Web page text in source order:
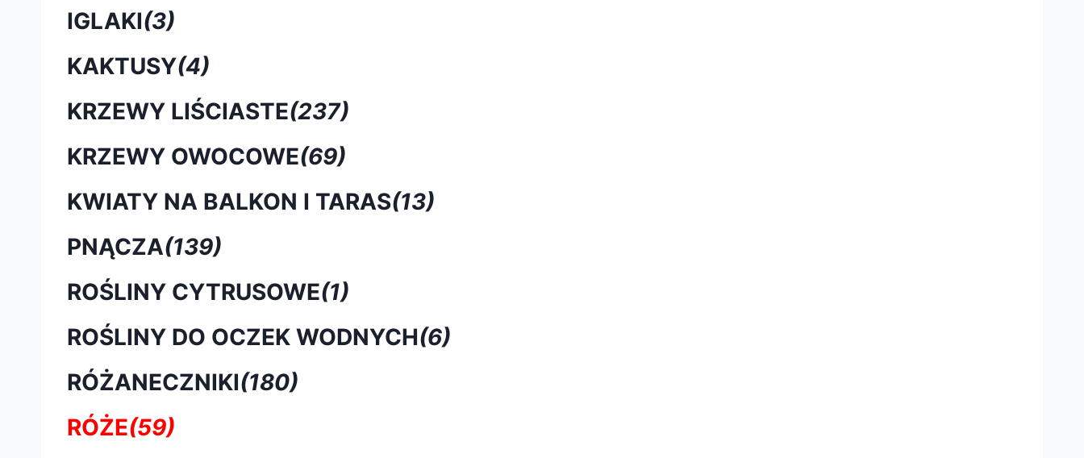
IGLAKI(3)
KAKTUSY(4)
KRZEWY LIŚCIASTE(237)
KRZEWY OWOCOWE(69)
KWIATY NA BALKON I TARAS(13)
PNĄCZA(139)
ROŚLINY CYTRUSOWE(1)
ROŚLINY DO OCZEK WODNYCH(6)
RÓŻANECZNIKI(180)
RÓŻE(59)